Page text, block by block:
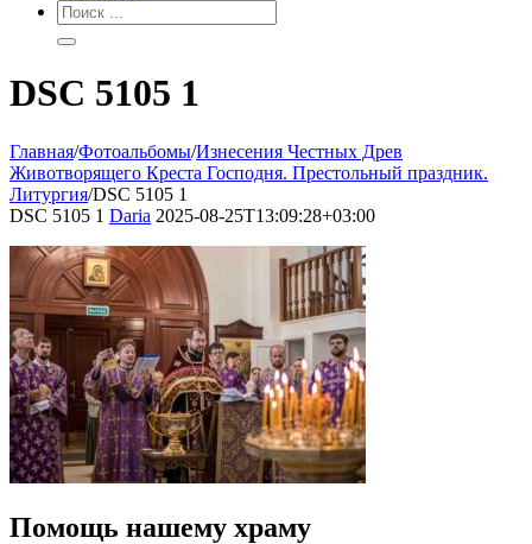
DSC 5105 1
Главная/Фотоальбомы/Изнесения Честных Древ
Животворящего Креста Господня. Престольный праздник.
Литургия/DSC 5105 1
DSC 5105 1 Daria 2025-08-25T13:09:28+03:00
Помощь нашему храму